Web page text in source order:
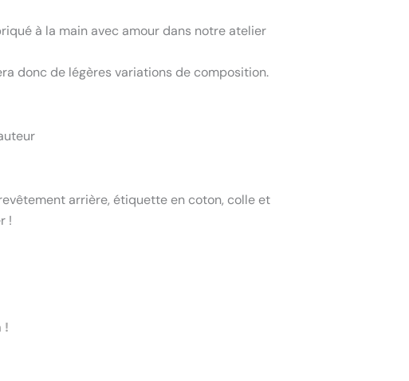
à la main avec amour dans notre atelier
donc de légères variations de composition.
arrière, étiquette en coton, colle et
!
!